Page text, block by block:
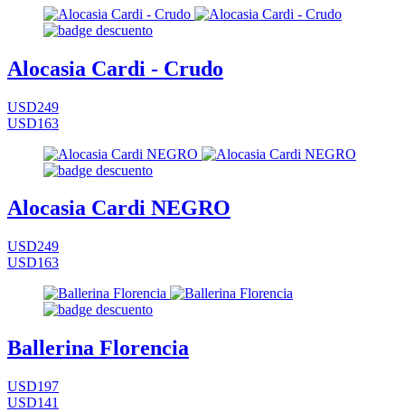
Alocasia Cardi - Crudo
USD249
USD163
Alocasia Cardi NEGRO
USD249
USD163
Ballerina Florencia
USD197
USD141